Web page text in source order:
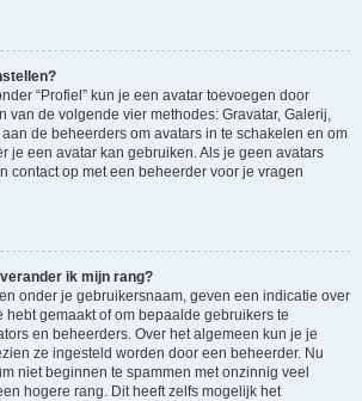
“Profiel” kun je een avatar toevoegen door
van de volgende vier methodes: Gravatar, Galerij,
de beheerders om avatars in te schakelen en om
je een avatar kan gebruiken. Als je geen avatars
contact op met een beheerder voor je vragen
ik mijn rang?
onder je gebruikersnaam, geven een indicatie over
hebt gemaakt of om bepaalde gebruikers te
en beheerders. Over het algemeen kun je je
ze ingesteld worden door een beheerder. Nu
niet beginnen te spammen met onzinnig veel
hogere rang. Dit heeft zelfs mogelijk het